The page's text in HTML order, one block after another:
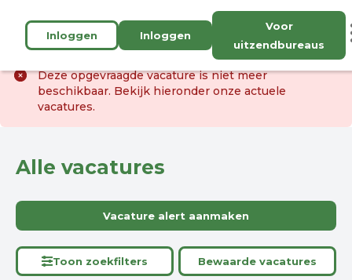
Inloggen Inloggen
Voor
uitzendbureaus
Deze opgevraagde vacature is niet meer
beschikbaar. Bekijk hieronder onze actuele
vacatures.
Alle vacatures
Vacature alert aanmaken
Toon zoekfilters Bewaarde vacatures